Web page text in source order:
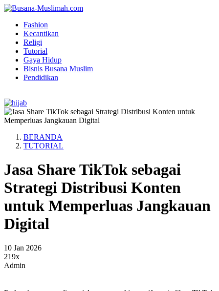
Fashion
Kecantikan
Religi
Tutorial
Gaya Hidup
Bisnis Busana Muslim
Pendidikan
BERANDA
TUTORIAL
Jasa Share TikTok sebagai
Strategi Distribusi Konten
untuk Memperluas Jangkauan
Digital
10 Jan 2026
219x
Admin